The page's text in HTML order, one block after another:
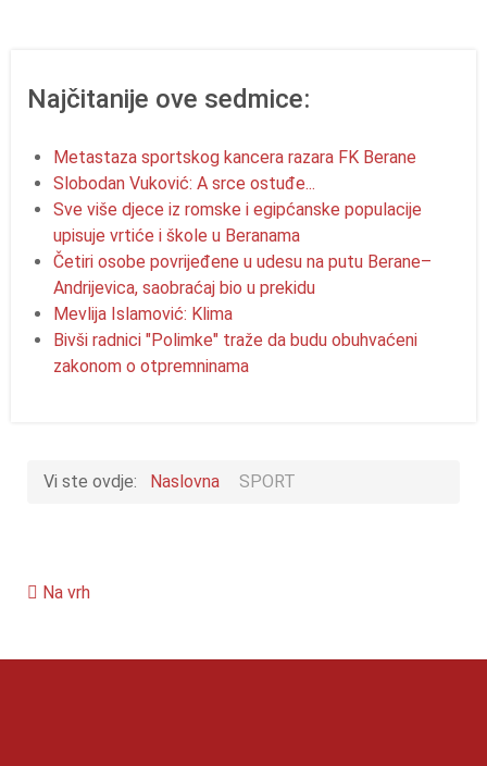
Najčitanije ove sedmice:
Metastaza sportskog kancera razara FK Berane
Slobodan Vuković: A srce ostuđe...
Sve više djece iz romske i egipćanske populacije
upisuje vrtiće i škole u Beranama
Četiri osobe povrijeđene u udesu na putu Berane–
Andrijevica, saobraćaj bio u prekidu
Mevlija Islamović: Klima
Bivši radnici "Polimke" traže da budu obuhvaćeni
zakonom o otpremninama
Vi ste ovdje: Naslovna SPORT
Na vrh